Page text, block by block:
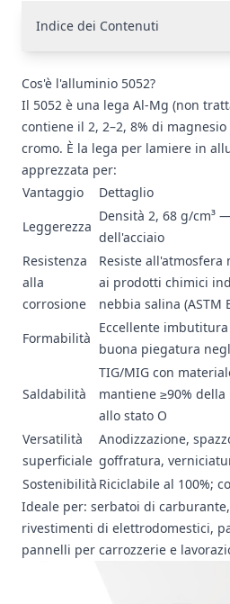
Indice dei Contenuti
Cos'è l'alluminio 5052?
Il 5052 è una lega Al-Mg (non
contiene il 2, 2–2, 8% di magnesio
cromo. È la lega per lamiere in
apprezzata per:
Vantaggio
Dettaglio
Leggerezza
Densità 2, 68 g/cm³
dell'acciaio
Resistenza
alla
corrosione
Resiste all'atmosfera
ai prodotti chimici
nebbia salina (ASTM
Formabilità
Eccellente
buona piegatura
Saldabilità
TIG/MIG con
mantiene ≥90%
allo stato O
Versatilità
superficiale
Anodizzazione,
goffratura,
Sostenibilità Riciclabile al 100%;
Ideale per: serbatoi di
rivestimenti di elettrodomestici,
pannelli per carrozzerie e